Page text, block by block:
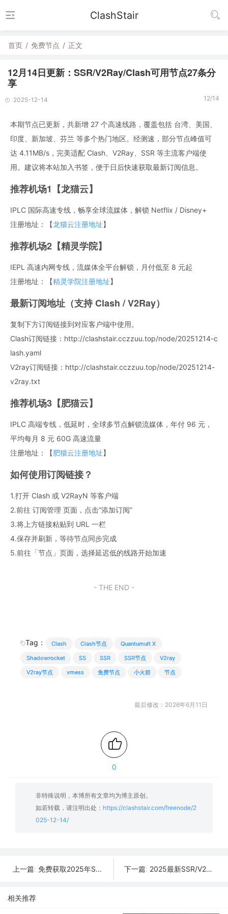
ClashStair
首页 / 免费节点 / 正文
12月14日更新：SSR/V2Ray/Clash可用节点27条分
享
2025-12-14 12/14
本期节点已更新，共新增 27 个高速线路，覆盖包括 台湾、美国、
印度、新加坡、芬兰 等多个热门地区。经测速，部分节点峰值可
达 4.11MB/s，完美适配 Clash、V2Ray、SSR 等主流客户端使
用。建议将本站加入书签，便于日后快速获取最新订阅信息。
推荐机场1【龙猫云】
IPLC 国际高速专线，畅享全球流媒体，解锁 Netflix / Disney+
注册地址：【龙猫云注册地址】
推荐机场2【精灵学院】
IEPL 高速内网专线，流媒体全平台解锁，月付低至 8 元起
注册地址：【精灵学院注册地址】
最新订阅地址（支持 Clash / V2Ray）
复制下方订阅链接到对应客户端中使用。
Clash订阅链接：http://clashstair.cczzuu.top/node/20251214-c
lash.yaml
V2ray订阅链接：http://clashstair.cczzuu.top/node/20251214-
v2ray.txt
推荐机场3【肥猫云】
IPLC 高端专线，低延时，全球多节点解锁流媒体，年付 96 元，
平均每月 8 元 60G 高速流量
注册地址：【肥猫云注册地址】
如何使用订阅链接？
1.打开 Clash 或 V2RayN 等客户端
2.前往 订阅管理 页面，点击“添加订阅”
3.将上方链接粘贴到 URL 一栏
4.保存并刷新，等待节点同步完成
5.前往「节点」页面，选择延迟低的线路开始加速
- THE END -
Tag： Clash Clash节点
Quantumult X
Shadowrocket
SS SSR SSR节点
V2ray
V2ray节点
vmess 免费节点 小火箭 节点
最后修改：2026年6月11日
0
非特殊说明，本博所有文章均为博主原创。
如若转载，请注明出处： https://clashstair.com/freenode/2
025-12-14/
上一篇: 免费获取2025年SSR/V2Ray/Clash节点 | 12月15日可用 下一篇: 2025最新SSR/V2Ray/Clash免费节点 | 12月13日可用订阅
相关推荐